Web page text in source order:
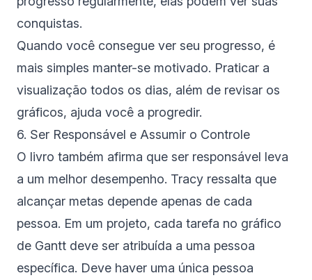
conquistas.
Quando você consegue ver seu progresso, é
mais simples manter-se motivado. Praticar a
visualização todos os dias, além de revisar os
gráficos, ajuda você a progredir.
6. Ser Responsável e Assumir o Controle
O livro também afirma que ser responsável leva
a um melhor desempenho. Tracy ressalta que
alcançar metas depende apenas de cada
pessoa. Em um projeto, cada tarefa no gráfico
de Gantt deve ser atribuída a uma pessoa
específica. Deve haver uma única pessoa